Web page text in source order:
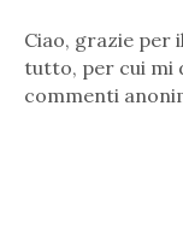
Ciao, grazie per
tutto, per cui mi
commenti